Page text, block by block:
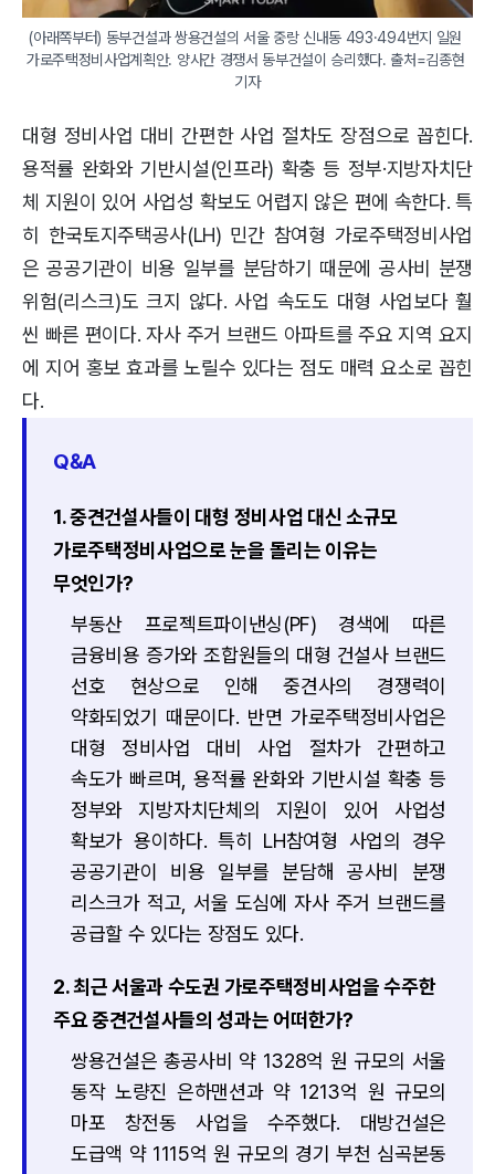
(아래쪽부터) 동부건설과 쌍용건설의 서울 중랑 신내동 493·494번지 일원
가로주택정비사업계획안. 양사간 경쟁서 동부건설이 승리했다. 출처=김종현
기자
대형 정비사업 대비 간편한 사업 절차도 장점으로 꼽힌다.
용적률 완화와 기반시설(인프라) 확충 등 정부·지방자치단
체 지원이 있어 사업성 확보도 어렵지 않은 편에 속한다. 특
히 한국토지주택공사(LH) 민간 참여형 가로주택정비사업
은 공공기관이 비용 일부를 분담하기 때문에 공사비 분쟁
위험(리스크)도 크지 않다. 사업 속도도 대형 사업보다 훨
씬 빠른 편이다. 자사 주거 브랜드 아파트를 주요 지역 요지
에 지어 홍보 효과를 노릴수 있다는 점도 매력 요소로 꼽힌
다.
Q&A
1. 중견건설사들이 대형 정비사업 대신 소규모
가로주택정비사업으로 눈을 돌리는 이유는
무엇인가?
부동산 프로젝트파이낸싱(PF) 경색에 따른
금융비용 증가와 조합원들의 대형 건설사 브랜드
선호 현상으로 인해 중견사의 경쟁력이
약화되었기 때문이다. 반면 가로주택정비사업은
대형 정비사업 대비 사업 절차가 간편하고
속도가 빠르며, 용적률 완화와 기반시설 확충 등
정부와 지방자치단체의 지원이 있어 사업성
확보가 용이하다. 특히 LH참여형 사업의 경우
공공기관이 비용 일부를 분담해 공사비 분쟁
리스크가 적고, 서울 도심에 자사 주거 브랜드를
공급할 수 있다는 장점도 있다.
2. 최근 서울과 수도권 가로주택정비사업을 수주한
주요 중견건설사들의 성과는 어떠한가?
쌍용건설은 총공사비 약 1328억 원 규모의 서울
동작 노량진 은하맨션과 약 1213억 원 규모의
마포 창전동 사업을 수주했다. 대방건설은
도급액 약 1115억 원 규모의 경기 부천 심곡본동